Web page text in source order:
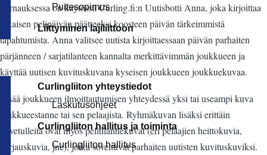
Puitesopimus
Liittyminen lajiliittoon
Curlingliiton yhteystiedot
Laskutusohjeet
Curlingliiton hallitus ja toiminta
Curlingliiton hallitus
Turnauksessa on käytössä Curling.fi:n Uutisbotti Anna, joka kirjoittaa
jokaisen pelipäivän päätteeksi koosteen päivän tärkeimmistä
tapahtumista. Anna valitsee uutista kirjoittaessaan päivän parhaiten
pärjänneen / sarjatilanteen kannalta merkittävimmän joukkueen ja
käyttää uutisen kuvituskuvana kyseisen joukkueen joukkuekuvaa.
Lisää joukkueen ilmoittautumisen yhteydessä yksi tai useampi kuva
joukkueestanne tai sen pelaajista. Ryhmäkuvan lisäksi erittäin
tervetulleita ovat myös pelitilannekuvat (eri pelaajien heittokuvia,
harjauskuvia, jne), jotka soveltuvat parhaiten uutisten kuvituskuviksi.